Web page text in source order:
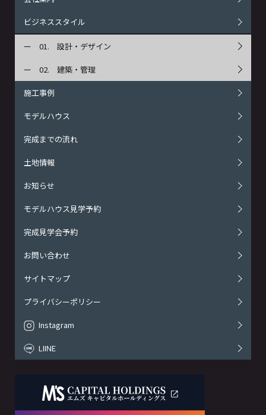
ビジネススタイル
設計・デザイン
建築・管理
施工事例
モデルハウス
完成までの流れ
土地情報
お知らせ
モデルハウス見学予約
完成見学会予約
お問い合わせ
サイトマップ
プライバシーポリシー
Instagram
LIINE